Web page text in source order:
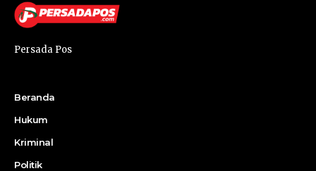
Persada Pos
Beranda
Hukum
Kriminal
Politik